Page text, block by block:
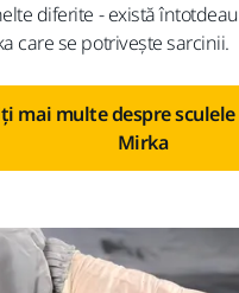
diferite - există
care se potrivește sarcinii.
mai multe despre
Mirka